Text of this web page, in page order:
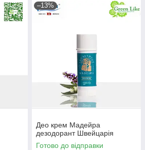
–13%
Део крем Мадейра
дезодорант Швейцарія
Готово до відправки